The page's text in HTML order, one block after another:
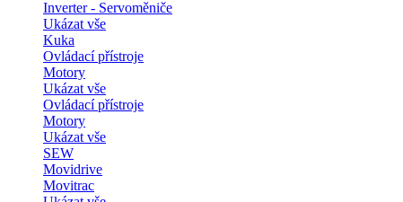
Inverter - Servoměniče
Ukázat vše
Kuka
Ovládací přístroje
Motory
Ukázat vše
Ovládací přístroje
Motory
Ukázat vše
SEW
Movidrive
Movitrac